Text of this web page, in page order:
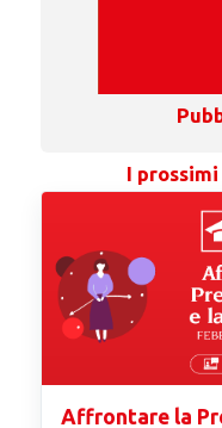
I
Affrontare la